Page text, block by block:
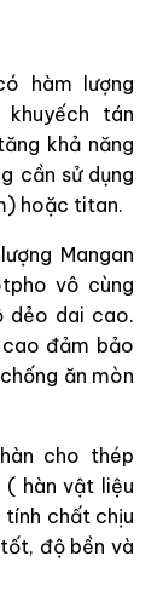
hàm lượng
tán
khả năng
cần sử dụng
hoặc titan.
Mangan
vô cùng
dẻo dai cao.
đảm bảo
ăn mòn
cho thép
hàn vật liệu
tính chất chịu
độ bền và